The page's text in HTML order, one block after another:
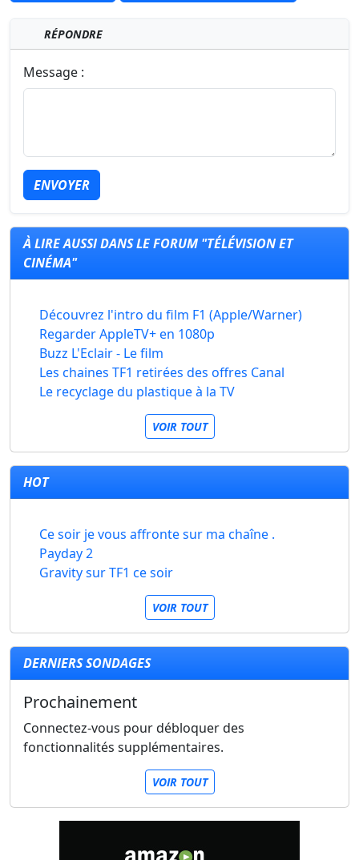
RÉPONDRE
Message :
ENVOYER
À LIRE AUSSI DANS LE FORUM "TÉLÉVISION ET
CINÉMA"
Découvrez l'intro du film F1 (Apple/Warner)
Regarder AppleTV+ en 1080p
Buzz L'Eclair - Le film
Les chaines TF1 retirées des offres Canal
Le recyclage du plastique à la TV
VOIR TOUT
HOT
Ce soir je vous affronte sur ma chaîne .
Payday 2
Gravity sur TF1 ce soir
VOIR TOUT
DERNIERS SONDAGES
Prochainement
Connectez-vous pour débloquer des
fonctionnalités supplémentaires.
VOIR TOUT